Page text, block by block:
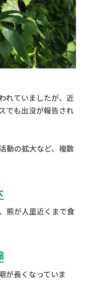
れていましたが、近
でも出没が報告され
動の拡大など、複数
熊が人里近くまで食
が長くなっていま